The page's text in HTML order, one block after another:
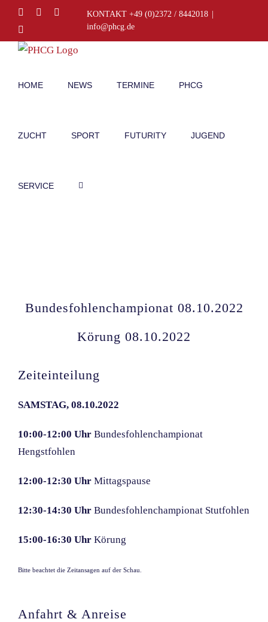
Inhalt
springen
FacebookInstagram KONTAKT +49 (0)2372 / 8442018
info@phcg.de
HOME NEWS TERMINE PHCG
ZUCHT SPORT FUTURITY JUGEND
SERVICE
Bundesfohlenchampionat 08.10.2022
Körung 08.10.2022
Zeiteinteilung
SAMSTAG, 08.10.2022
10:00-12:00 UhrBundesfohlenchampionat
Hengstfohlen
12:00-12:30 UhrMittagspause
12:30-14:30 UhrBundesfohlenchampionat Stutfohlen
15:00-16:30 UhrKörung
Bitte beachtet die Zeitansagen auf der Schau.
Anfahrt & Anreise